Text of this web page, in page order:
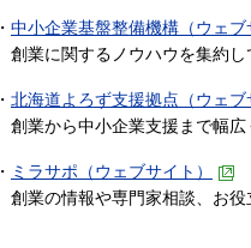
・ 中小企業基盤整備機構（ウェブ
創業に関するノウハウを集約し
・ 北海道よろず支援拠点（ウェブ
創業から中小企業支援まで幅広
・ ミラサポ（ウェブサイト）
創業の情報や専門家相談、お役